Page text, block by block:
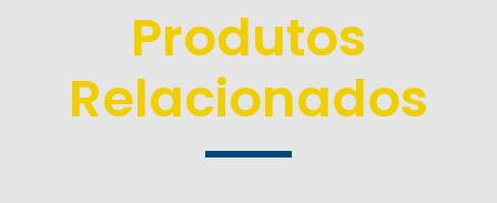
Produtos
Relacionados